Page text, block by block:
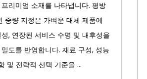
경 지속 가능성을 결합한 혁신적이고 시각적으
구조를 만들 수 있도록 했습니다. 일반적으로
(Teflon)으로 알려진 폴리테트라플루오로에틸
얇은 건축용 멤브레인으로 가공되면 놀라운 소
기존 건축 자재와 극적으로 구별되는 특성을 제